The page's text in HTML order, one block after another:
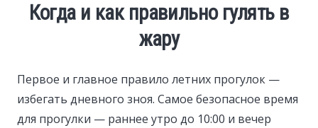
Когда и как правильно гулять в
жару
Первое и главное правило летних прогулок —
избегать дневного зноя. Самое безопасное время
для прогулки — раннее утро до 10:00 и вечер